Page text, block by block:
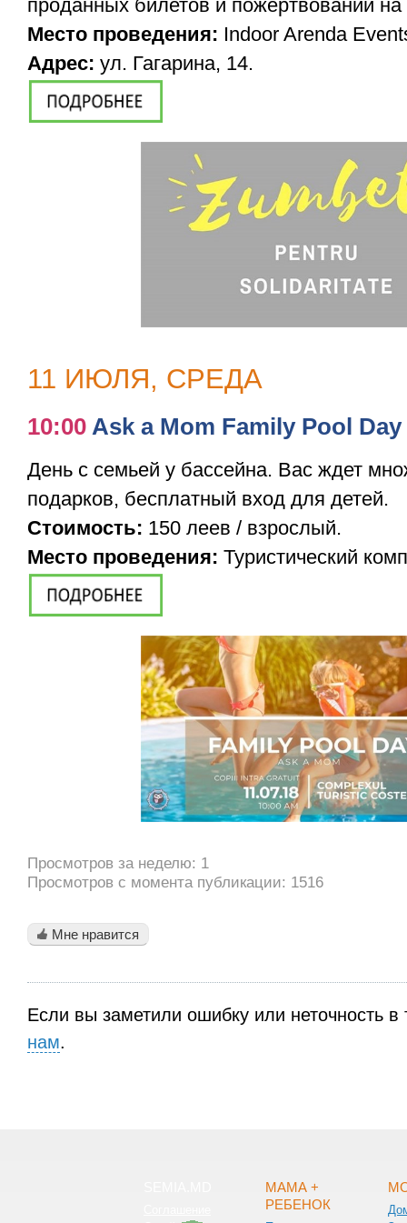
проданных билетов и пожертвований
Место проведения: Indoor Arenda
Адрес: ул. Гагарина, 14.
11 ИЮЛЯ, СРЕДА
10:00 Ask a Mom Family Pool Day
День с семьей у бассейна. Вас ждет
подарков, бесплатный вход для детей.
Стоимость: 150 леев / взрослый.
Место проведения: Туристический
Просмотров за неделю: 1
Просмотров с момента публикации: 1516
Мне нравится
Если вы заметили ошибку или неточность в
нам.
МАМА +
РЕБЕНОК